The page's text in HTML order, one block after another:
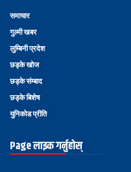
समाचार
गुल्मी खबर
लुम्बिनी प्रदेश
छड्के खोज
छड्के संम्बाद
छड्के बिशेष
युनिकोड प्रीति
Page लाइक गर्नुहोस्